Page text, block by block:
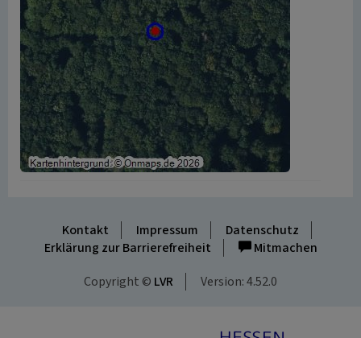
Kontakt Impressum
Datenschutz
Erklärung zur Barrierefreiheit
Mitmachen
Copyright © LVR Version: 4.52.0